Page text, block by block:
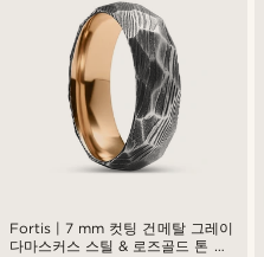
Fortis | 7 mm 컷팅 건메탈 그레이
다마스커스 스틸 & 로즈골드 톤 티